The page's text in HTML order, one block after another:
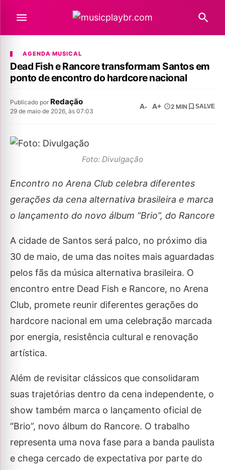
AGENDA MUSICAL
Dead Fish e Rancore transformam Santos em
ponto de encontro do hardcore nacional
Publicado por Redação
29 de maio de 2026, às 07:03
A- A+ 2 MIN SALVE
Foto: Divulgação
Encontro no Arena Club celebra diferentes
gerações da cena alternativa brasileira e marca
o lançamento do novo álbum “Brio”, do Rancore
A cidade de Santos será palco, no próximo dia
30 de maio, de uma das noites mais aguardadas
pelos fãs da música alternativa brasileira. O
encontro entre Dead Fish e Rancore, no Arena
Club, promete reunir diferentes gerações do
hardcore nacional em uma celebração marcada
por energia, resistência cultural e renovação
artística.
Além de revisitar clássicos que consolidaram
suas trajetórias dentro da cena independente, o
show também marca o lançamento oficial de
“Brio”, novo álbum do Rancore. O trabalho
representa uma nova fase para a banda paulista
e chega cercado de expectativa por parte do